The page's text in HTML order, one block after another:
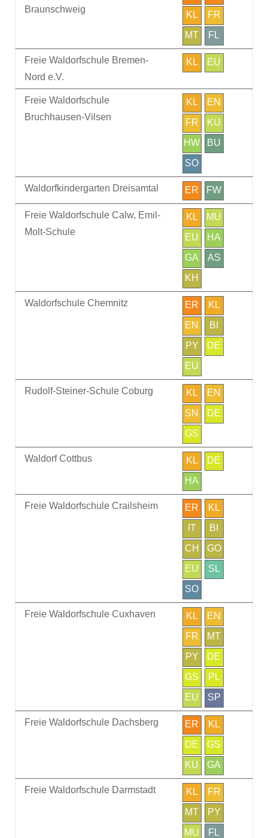
Braunschweig
KL
FR
MT
FL
Freie Waldorfschule Bremen-
Nord e.V.
KL EU
Freie Waldorfschule
Bruchhausen-Vilsen
KL
EN
FR
KU
HW
BU
SO
Waldorfkindergarten Dreisamtal ER FW
Freie Waldorfschule Calw, Emil-
Molt-Schule
KL
MU
EU
HA
GA
AS
KH
Waldorfschule Chemnitz ER
KL
EN
BI
PY
DE
EU
Rudolf-Steiner-Schule Coburg KL
EN
SN
DE
GS
Waldorf Cottbus KL
DE
HA
Freie Waldorfschule Crailsheim ER
KL
IT
BI
CH
GO
EU
SL
SO
Freie Waldorfschule Cuxhaven KL
EN
FR
MT
PY
DE
GS
PL
EU
SP
Freie Waldorfschule Dachsberg ER
KL
DE
GS
KU
GA
Freie Waldorfschule Darmstadt KL
FR
MT
PY
MU
FL